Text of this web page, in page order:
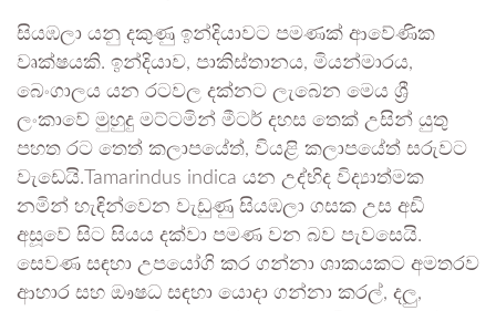
සියඹලා යනු දකුණු ඉන්දියාවට පමණක් ආවේණික
වෘක්ෂයකි. ඉන්දියාව, පාකිස්තානය, මියන්මාරය,
බෙංගාලය යන රටවල දක්නට ලැබෙන මෙය ශ්‍රී
ලංකාවේ මුහුදු මට්ටමින් මීටර් දහස තෙක් උසින් යුතු
පහත රට තෙත් කලාපයේත්, වියළි කලාපයේත් සරුවට
වැඩෙයි.Tamarindus indica යන උද්භිද විද්‍යාත්මක
නමින් හැඳින්වෙන වැඩුණු සියඹලා ගසක උස අඩි
අසූවේ සිට සියය දක්වා පමණ වන බව පැවසෙයි.
සෙවණ සඳහා උපයෝගි කර ගන්නා ශාකයකට අමතරව
ආහාර සහ ඖෂධ සඳහා යොදා ගන්නා කරල්, දලු,